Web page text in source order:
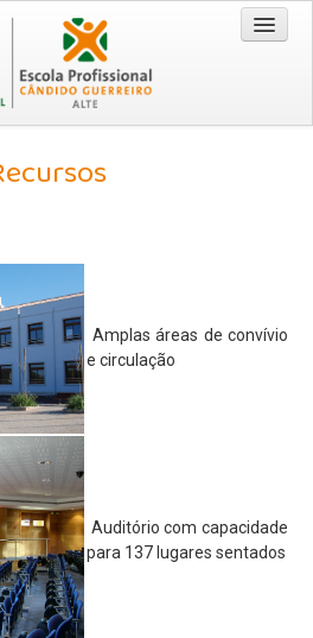
2029
2026/2028
e Valores
Amplas áreas de convívio
e circulação
Auditório com capacidade
para 137 lugares sentados